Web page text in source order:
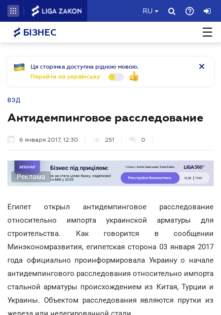
RU
БІЗНЕС
Ця сторінка доступна рідною мовою.
Перейти на українську
ВЭД
Антидемпинговое расследование
6 января 2017, 12:30 251 0
Реклама
Египет открыл антидемпинговое расследование
относительно импорта украинской арматуры для
строительства. Как говорится в сообщении
Минэкономразвития, египетская сторона 03 января 2017
года официально проинформировала Украину о начале
антидемпингового расследования относительно импорта
стальной арматуры происхождением из Китая, Турции и
Украины. Объектом расследования являются прутки из